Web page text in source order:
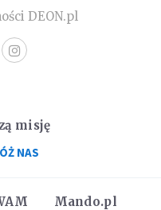
DEON.pl
Mando.pl
misję
NAS